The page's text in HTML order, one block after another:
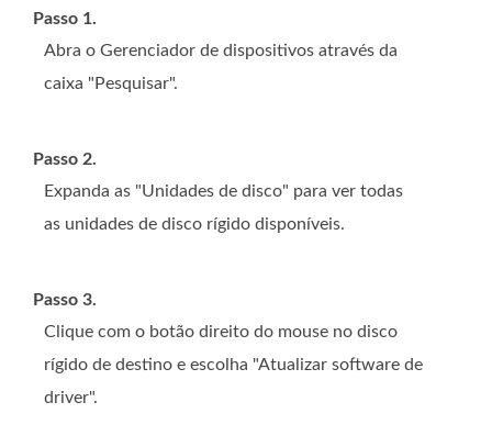
Passo 1.
Abra o Gerenciador de dispositivos através da
caixa "Pesquisar".
Passo 2.
Expanda as "Unidades de disco" para ver todas
as unidades de disco rígido disponíveis.
Passo 3.
Clique com o botão direito do mouse no disco
rígido de destino e escolha "Atualizar software de
driver".